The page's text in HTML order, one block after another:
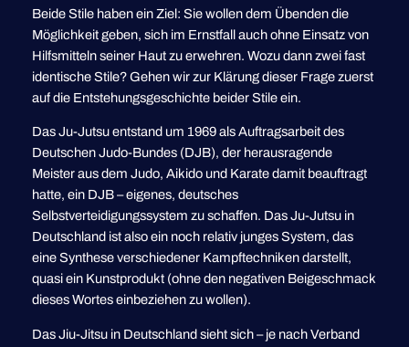
Beide Stile haben ein Ziel: Sie wollen dem Übenden die
Möglichkeit geben, sich im Ernstfall auch ohne Einsatz von
Hilfsmitteln seiner Haut zu erwehren. Wozu dann zwei fast
identische Stile? Gehen wir zur Klärung dieser Frage zuerst
auf die Entstehungsgeschichte beider Stile ein.
Das Ju-Jutsu entstand um 1969 als Auftragsarbeit des
Deutschen Judo-Bundes (DJB), der herausragende
Meister aus dem Judo, Aikido und Karate damit beauftragt
hatte, ein DJB – eigenes, deutsches
Selbstverteidigungssystem zu schaffen. Das Ju-Jutsu in
Deutschland ist also ein noch relativ junges System, das
eine Synthese verschiedener Kampftechniken darstellt,
quasi ein Kunstprodukt (ohne den negativen Beigeschmack
dieses Wortes einbeziehen zu wollen).
Das Jiu-Jitsu in Deutschland sieht sich – je nach Verband